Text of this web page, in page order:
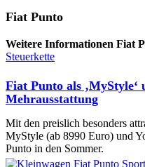
Fiat Punto
Weitere Informationen Fiat
Steuerkette
Fiat Punto als ‚MyStyle‘
Mehrausstattung
Mit den preislich besonders
MyStyle (ab 8990 Euro) und
Punto in den Sommer.